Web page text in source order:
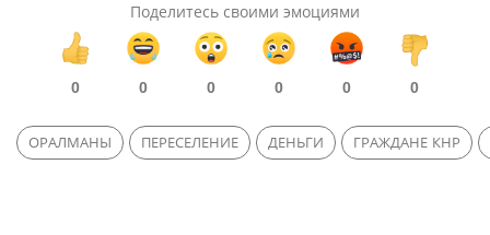
Поделитесь своими эмоциями
0 0 0 0 0 0
ОРАЛМАНЫ ПЕРЕСЕЛЕНИЕ ДЕНЬГИ ГРАЖДАНЕ КНР